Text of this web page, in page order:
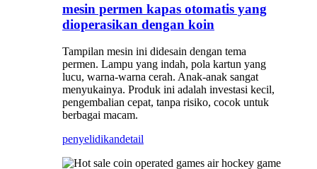
mesin permen kapas otomatis yang
dioperasikan dengan koin
Tampilan mesin ini didesain dengan tema
permen. Lampu yang indah, pola kartun yang
lucu, warna-warna cerah. Anak-anak sangat
menyukainya. Produk ini adalah investasi kecil,
pengembalian cepat, tanpa risiko, cocok untuk
berbagai macam.
penyelidikandetail